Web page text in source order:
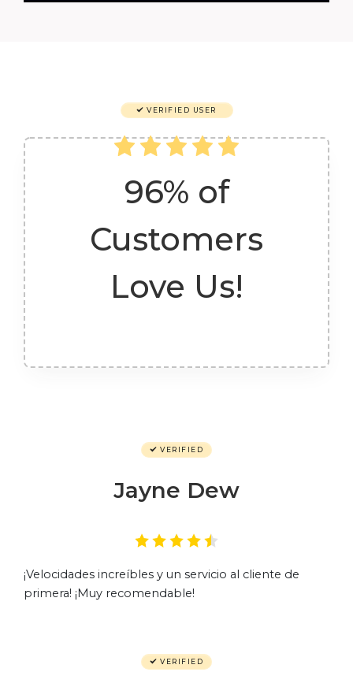
VERIFIED USER
96% of
Customers
Love Us!
VERIFIED
Jayne Dew
¡Velocidades increíbles y un servicio al cliente de
primera! ¡Muy recomendable!
VERIFIED